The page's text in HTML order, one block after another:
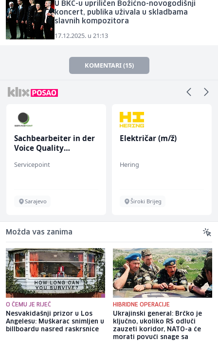
U BKC-u upriličen Božićno-novogodišnji
koncert, publika uživala u skladbama
slavnih kompozitora
17.12.2025. u 21:13
KOMENTARI (15)
Sachbearbeiter in der
Voice Quality
Servicepoint
Sarajevo
Električar (m/ž)
Hering
Široki Brijeg
Možda vas zanima
O ČEMU JE RIJEČ
Nesvakidašnji prizor u Los
Angelesu: Muškarac snimljen u
billboardu nasred raskrsnice
HIBRIDNE OPERACIJE
Ukrajinski general: Brčko je
ključno, ukoliko RS odluči
zauzeti koridor, NATO-a će
morati povući snage sa